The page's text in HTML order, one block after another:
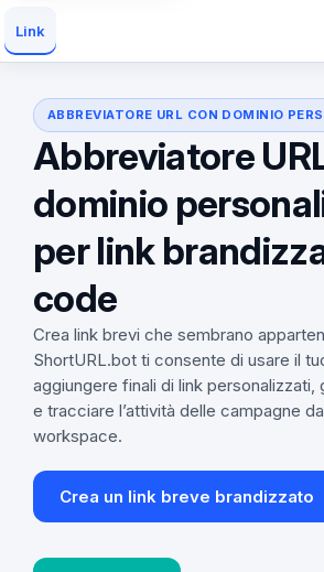
Link
ABBREVIATORE URL CON DOMINIO
Abbreviatore
dominio
per link
code
Crea link brevi che sembrano
ShortURL.bot ti consente di usare il
aggiungere finali di link personalizzati,
e tracciare l’attività delle campagne
workspace.
Crea un link breve brandizzato